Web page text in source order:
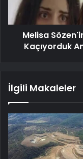
Melisa
Kaçıyorduk
İlgili Makaleler